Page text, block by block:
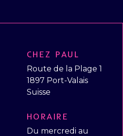
CHEZ PAUL
Route de la Plage 1
1897 Port-Valais
Suisse
HORAIRE
Du mercredi au